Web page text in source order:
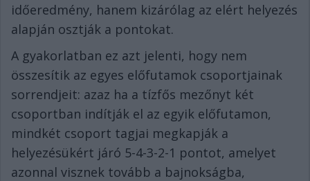
időeredmény, hanem kizárólag az elért helyezés
alapján osztják a pontokat.
A gyakorlatban ez azt jelenti, hogy nem
összesítik az egyes előfutamok csoportjainak
sorrendjeit: azaz ha a tízfős mezőnyt két
csoportban indítják el az egyik előfutamon,
mindkét csoport tagjai megkapják a
helyezésükért járó 5-4-3-2-1 pontot, amelyet
azonnal visznek tovább a bajnokságba,